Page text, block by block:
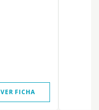
VER FICHA